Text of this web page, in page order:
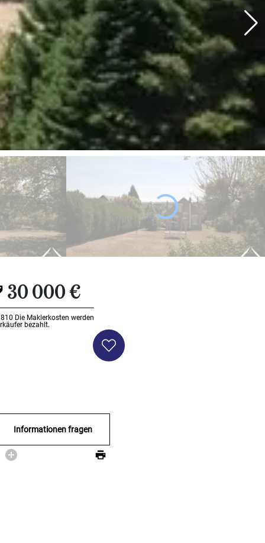
30 000 €
Die Maklerkosten werden
bezahlt.
Informationen fragen